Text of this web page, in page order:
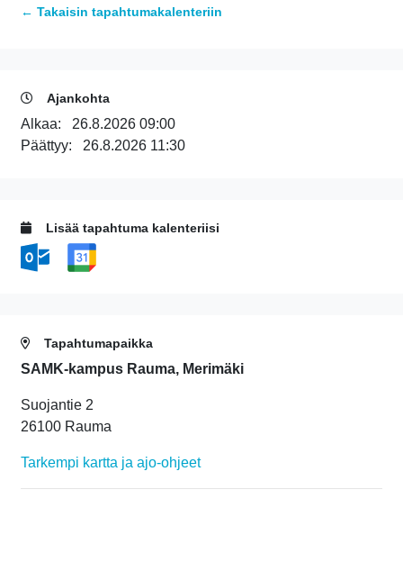
← Takaisin tapahtumakalenteriin
Ajankohta
Alkaa: 26.8.2026 09:00
Päättyy: 26.8.2026 11:30
Lisää tapahtuma kalenteriisi
Tapahtumapaikka
SAMK-kampus Rauma, Merimäki
Suojantie 2
26100 Rauma
Tarkempi kartta ja ajo-ohjeet